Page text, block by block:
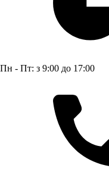
Пн - Пт: з 9:00 до 17:00